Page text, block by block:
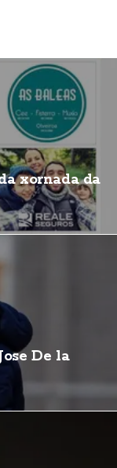
xornada da
De la